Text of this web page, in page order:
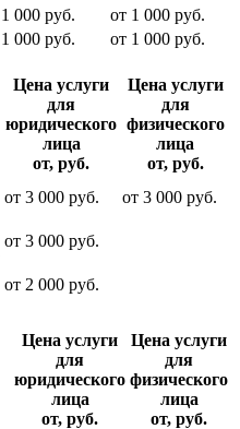
1 000 руб. от 1 000 руб.
1 000 руб. от 1 000 руб.
Цена услуги
для
юридического
лица
от, руб.
Цена услуги
для
физического
лица
от, руб.
от 3 000 руб. от 3 000 руб.
от 3 000 руб.
от 2 000 руб.
Цена услуги
для
юридического
лица
от, руб.
Цена услуги
для
физического
лица
от, руб.